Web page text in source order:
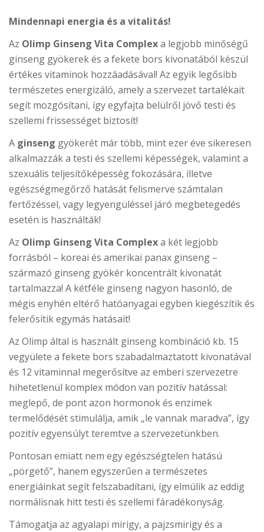
Mindennapi energia és a vitalitás!
Az Olimp Ginseng Vita Complexa legjobb minőségű
ginseng gyökerek és a fekete bors kivonatából készül
értékes vitaminok hozzáadásával! Az egyik legősibb
természetes energizáló, amely a szervezet tartalékait
segít mozgósítani, így egyfajta belülről jövő testi és
szellemi frissességet biztosít!
A ginseng gyökerét már több, mint ezer éve sikeresen
alkalmazzák a testi és szellemi képességek, valamint a
szexuális teljesítőképesség fokozására, illetve
egészségmegőrző hatását felismerve számtalan
fertőzéssel, vagy legyengüléssel járó megbetegedés
esetén is használták!
Az Olimp Ginseng Vita Complexa két legjobb
forrásból – koreai és amerikai panax ginseng –
származó ginseng gyökér koncentrált kivonatát
tartalmazza! A kétféle ginseng nagyon hasonló, de
mégis enyhén eltérő hatóanyagai egyben kiegészítik és
felerősítik egymás hatásait!
Az Olimp által is használt ginseng kombináció kb. 15
vegyülete a fekete bors szabadalmaztatott kivonatával
és 12 vitaminnal megerősítve az emberi szervezetre
hihetetlenül komplex módon van pozitív hatással:
meglepő, de pont azon hormonok és enzimek
termelődését stimulálja, amik „le vannak maradva”, így
pozitív egyensúlyt teremtve a szervezetünkben.
Pontosan emiatt nem egy egészségtelen hatású
„pörgető”, hanem egyszerűen a természetes
energiáinkat segít felszabadítani, így elmúlik az eddig
normálisnak hitt testi és szellemi fáradékonyság.
Támogatja az agyalapi mirigy, a pajzsmirigy és a